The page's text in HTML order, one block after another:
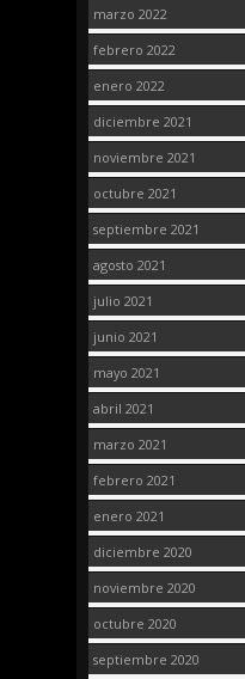
marzo 2022
febrero 2022
enero 2022
diciembre 2021
noviembre 2021
octubre 2021
septiembre 2021
agosto 2021
julio 2021
junio 2021
mayo 2021
abril 2021
marzo 2021
febrero 2021
enero 2021
diciembre 2020
noviembre 2020
octubre 2020
septiembre 2020